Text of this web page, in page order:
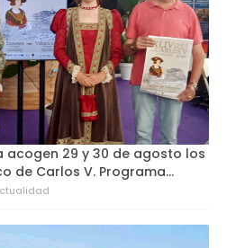
acogen 29 y 30 de agosto los
de Carlos V. Programa…